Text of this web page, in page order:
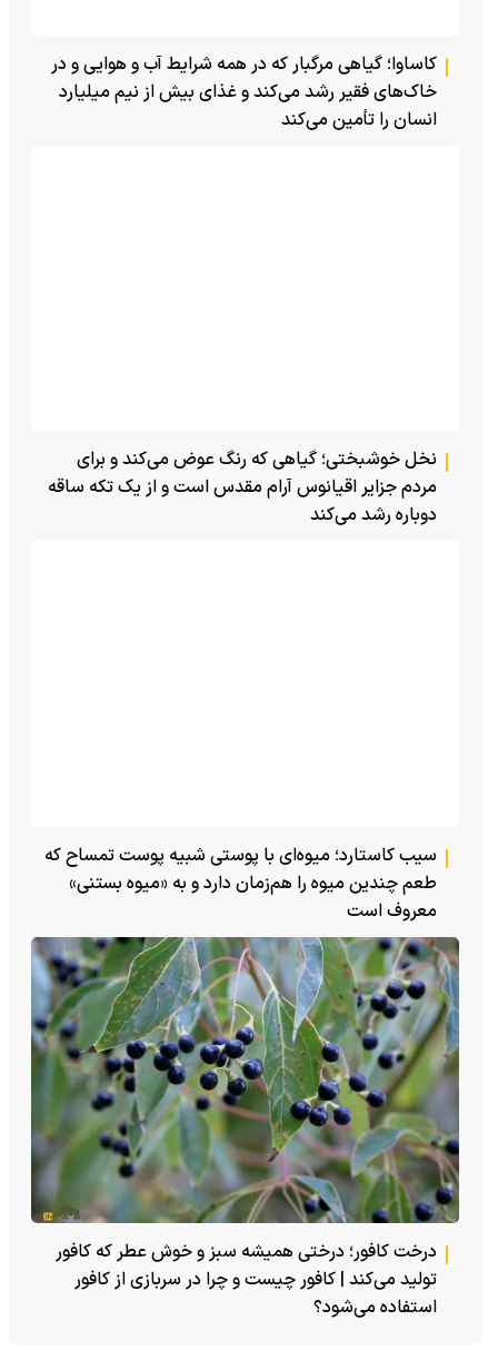
کاساوا؛ گیاهی مرگبار که در همه شرایط آب و هوایی و در
خاک‌های فقیر رشد می‌کند و غذای بیش از نیم میلیارد
انسان را تأمین می‌کند
نخل خوشبختی؛ گیاهی که رنگ عوض می‌کند و برای
مردم جزایر اقیانوس آرام مقدس است و از یک تکه ساقه
دوباره رشد می‌کند
سیب کاستارد؛ میوه‌ای با پوستی شبیه پوست تمساح که
طعم چندین میوه را هم‌زمان دارد و به «میوه بستنی»
معروف است
درخت کافور؛ درختی همیشه سبز و خوش عطر که کافور
تولید می‌کند | کافور چیست و چرا در سربازی از کافور
استفاده می‌شود؟